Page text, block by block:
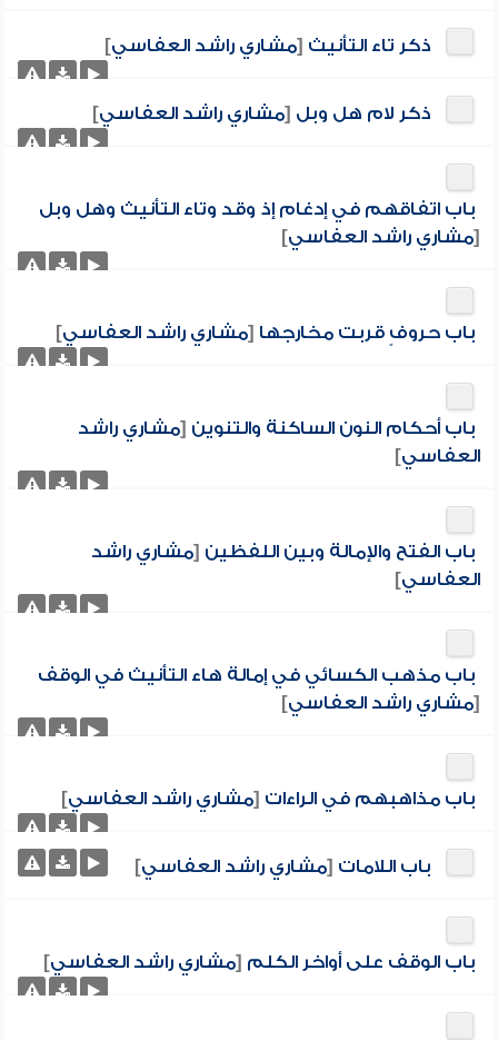
ذكر تاء التأنيث [مشاري راشد العفاسي]
ذكر لام هل وبل [مشاري راشد العفاسي]
باب اتفاقهم في إدغام إذ وقد وتاء التأنيث وهل وبل
[مشاري راشد العفاسي]
باب حروفٍ قربت مخارجها [مشاري راشد العفاسي]
باب أحكام النون الساكنة والتنوين [مشاري راشد
العفاسي]
باب الفتح والإمالة وبين اللفظين [مشاري راشد
العفاسي]
باب مذهب الكسائي في إمالة هاء التأنيث في الوقف
[مشاري راشد العفاسي]
باب مذاهبهم في الراءات [مشاري راشد العفاسي]
باب اللامات [مشاري راشد العفاسي]
باب الوقف على أواخر الكلم [مشاري راشد العفاسي]